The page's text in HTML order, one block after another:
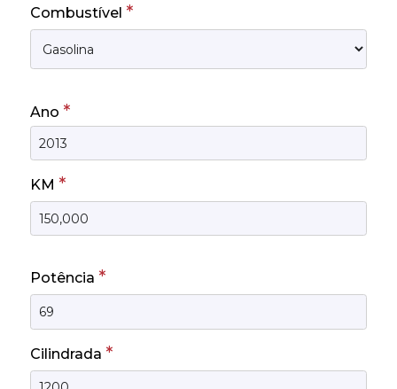
Combustível *
Ano *
KM *
Potência *
Cilindrada *